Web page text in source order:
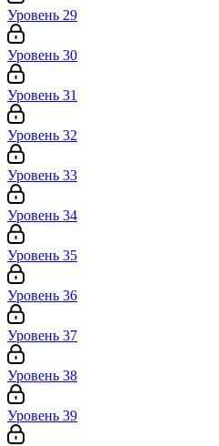
Уровень 29
Уровень 30
Уровень 31
Уровень 32
Уровень 33
Уровень 34
Уровень 35
Уровень 36
Уровень 37
Уровень 38
Уровень 39